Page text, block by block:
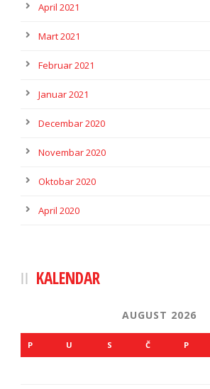
April 2021
Mart 2021
Februar 2021
Januar 2021
Decembar 2020
Novembar 2020
Oktobar 2020
April 2020
KALENDAR
AUGUST 2026
P U S Č P